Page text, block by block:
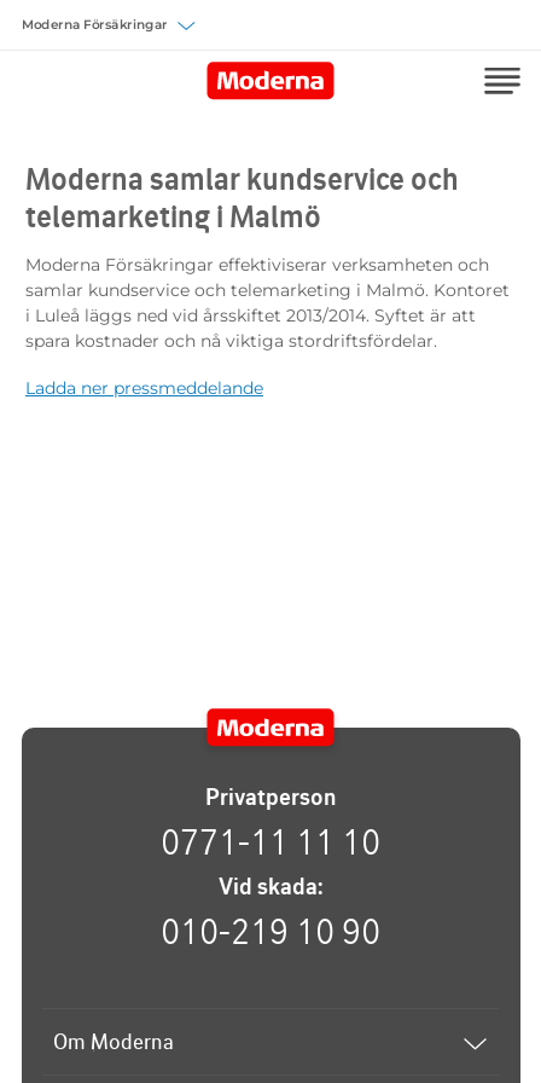
Moderna samlar kundservice och
telemarketing i Malmö
Moderna Försäkringar effektiviserar verksamheten och
samlar kundservice och telemarketing i Malmö. Kontoret
i Luleå läggs ned vid årsskiftet 2013/2014. Syftet är att
spara kostnader och nå viktiga stordriftsfördelar.
Ladda ner pressmeddelande
Privatperson
0771-11 11 10
Vid skada:
010-219 10 90
Om Moderna